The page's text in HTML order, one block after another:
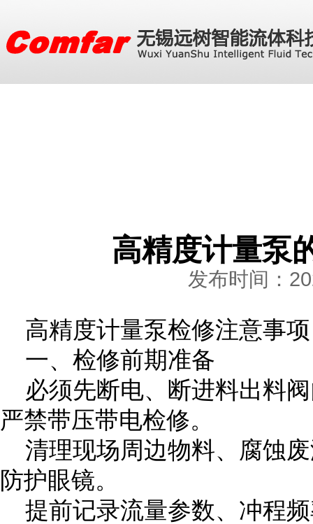
高精度计量泵
发布时间：
高精度计量泵检修注意事项
一、检修前期准备
必须先断电、断进料出料
严禁带压带电检修。
清理现场周边物料、腐蚀
防护眼镜。
提前记录流量参数、冲程